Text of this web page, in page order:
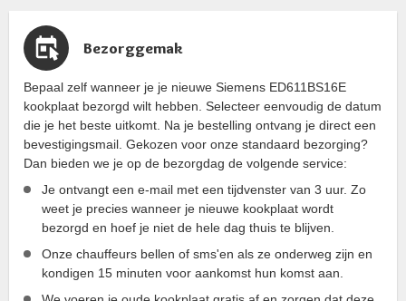
Bezorggemak
Bepaal zelf wanneer je je nieuwe Siemens ED611BS16E
kookplaat bezorgd wilt hebben. Selecteer eenvoudig de datum
die je het beste uitkomt. Na je bestelling ontvang je direct een
bevestigingsmail. Gekozen voor onze standaard bezorging?
Dan bieden we je op de bezorgdag de volgende service:
Je ontvangt een e-mail met een tijdvenster van 3 uur. Zo
weet je precies wanneer je nieuwe kookplaat wordt
bezorgd en hoef je niet de hele dag thuis te blijven.
Onze chauffeurs bellen of sms'en als ze onderweg zijn en
kondigen 15 minuten voor aankomst hun komst aan.